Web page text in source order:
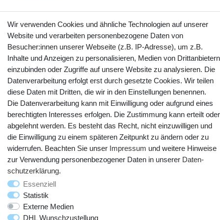
Vertrag widerrufen Kontakt
YouTube
© Copyright 2025 webtotrade GmbH. Alle Rechte vorbehalten.
Wir verwenden Cookies und ähnliche Technologien auf unserer
Website und verarbeiten personenbezogene Daten von
Besucher:innen unserer Webseite (z.B. IP-Adresse), um z.B.
Inhalte und Anzeigen zu personalisieren, Medien von Drittanbietern
einzubinden oder Zugriffe auf unsere Website zu analysieren. Die
Datenverarbeitung erfolgt erst durch gesetzte Cookies. Wir teilen
diese Daten mit Dritten, die wir in den Einstellungen benennen.
Die Datenverarbeitung kann mit Einwilligung oder aufgrund eines
berechtigten Interesses erfolgen. Die Zustimmung kann erteilt oder
abgelehnt werden. Es besteht das Recht, nicht einzuwilligen und
die Einwilligung zu einem späteren Zeitpunkt zu ändern oder zu
widerrufen. Beachten Sie unser Impressum und weitere Hinweise
zur Verwendung personenbezogener Daten in unserer Daten­
schutz­erklärung.
Essenziell
Statistik
Externe Medien
DHL Wunschzustellung